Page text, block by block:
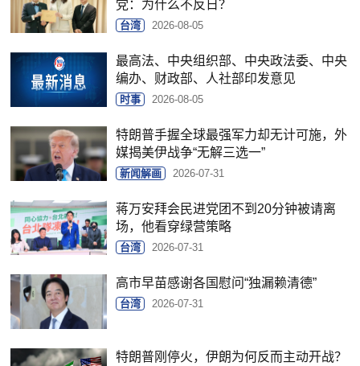
党：为什么不反日？
台湾 2026-08-05
最高法、中央组织部、中央政法委、中央
编办、财政部、人社部印发意见
时事 2026-08-05
特朗普手握全球最强军力却无计可施，外
媒揭美伊战争“无解三选一”
新闻解画 2026-07-31
蒋万安拜会民进党团不到20分钟被请离
场，他看穿绿营策略
台湾 2026-07-31
高市早苗感谢各国慰问“独漏赖清德”
台湾 2026-07-31
特朗普刚停火，伊朗为何反而主动开战？